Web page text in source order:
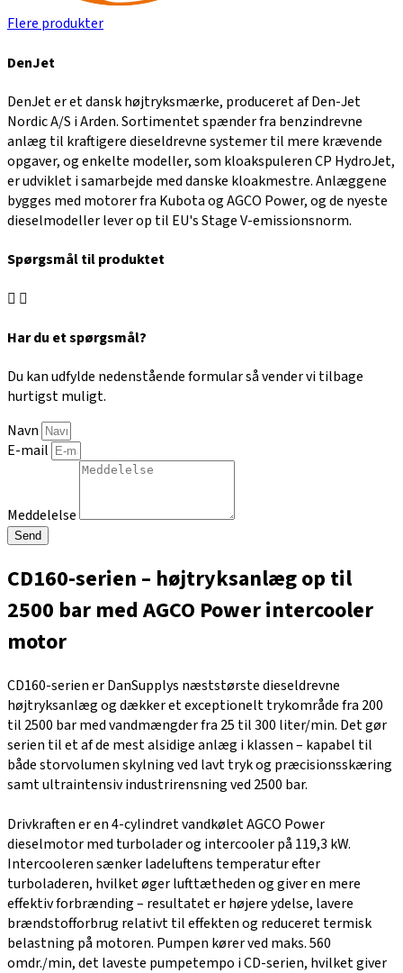
Flere produkter
DenJet
DenJet er et dansk højtryksmærke, produceret af Den-Jet
Nordic A/S i Arden. Sortimentet spænder fra benzindrevne
anlæg til kraftigere dieseldrevne systemer til mere krævende
opgaver, og enkelte modeller, som kloakspuleren CP HydroJet,
er udviklet i samarbejde med danske kloakmestre. Anlæggene
bygges med motorer fra Kubota og AGCO Power, og de nyeste
dieselmodeller lever op til EU's Stage V-emissionsnorm.
Spørgsmål til produktet
Har du et spørgsmål?
Du kan udfylde nedenstående formular så vender vi tilbage
hurtigst muligt.
Navn
E-mail
Meddelelse
Send
CD160-serien – højtryksanlæg op til
2500 bar med AGCO Power intercooler
motor
CD160-serien er DanSupplys næststørste dieseldrevne
højtryksanlæg og dækker et exceptionelt trykområde fra 200
til 2500 bar med vandmængder fra 25 til 300 liter/min. Det gør
serien til et af de mest alsidige anlæg i klassen – kapabel til
både storvolumen skylning ved lavt tryk og præcisionsskæring
samt ultraintensiv industrirensning ved 2500 bar.
Drivkraften er en 4-cylindret vandkølet AGCO Power
dieselmotor med turbolader og intercooler på 119,3 kW.
Intercooleren sænker ladeluftens temperatur efter
turboladeren, hvilket øger lufttætheden og giver en mere
effektiv forbrænding – resultatet er højere ydelse, lavere
brændstofforbrug relativt til effekten og reduceret termisk
belastning på motoren. Pumpen kører ved maks. 560
omdr./min, det laveste pumpetempo i CD-serien, hvilket giver